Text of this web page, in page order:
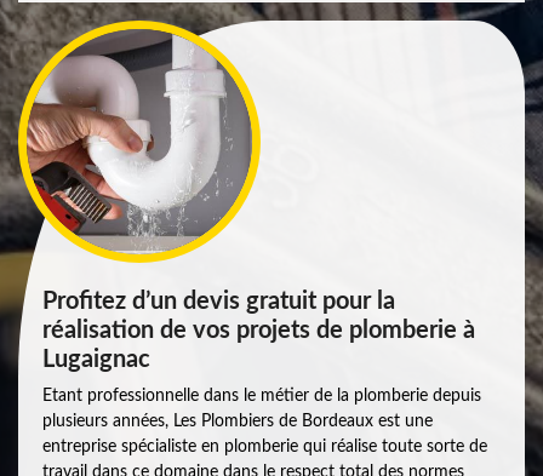
Profitez d’un devis gratuit pour la
réalisation de vos projets de plomberie à
Lugaignac
Etant professionnelle dans le métier de la plomberie depuis
plusieurs années, Les Plombiers de Bordeaux est une
entreprise spécialiste en plomberie qui réalise toute sorte de
travail dans ce domaine dans le respect total des normes